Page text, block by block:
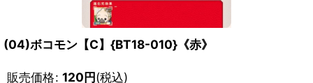
(04)ボコモン【C】{BT18-010}《赤》
販売価格: 120円(税込)